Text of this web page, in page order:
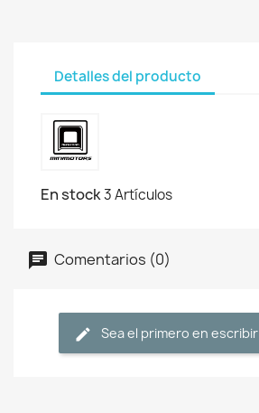
Detalles del producto
En stock3 Artículos
Comentarios (0)
Sea el primero en